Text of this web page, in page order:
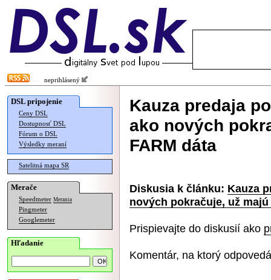
neprihlásený
DSL pripojenie
Ceny DSL
Dostupnosť DSL
Fórum o DSL
Výsledky meraní
Satelitná mapa SR
Merače
Speedmeter Merania
Pingmeter
Googlemeter
Hľadanie
Kauza predaja
ako nových
FARM dáta
Diskusia k článku: Kauza
nových pokračuje, už
Prispievajte do diskusií ako
Komentár, na ktorý